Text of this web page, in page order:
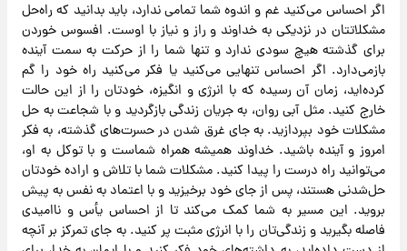
اگر احساس می‌کنید غم و اندوه شما تمامی ندارد، باید بدانید که راه‌حل
مشکلاتتان در نزدیکی به خداوند و راز و نیاز با اوست. افسوس خوردن
برای گذشته هیچ سودی ندارد و تنها شما را از حرکت به سمت آینده
بازمی‌دارد. اگر احساس تنهایی می‌کنید یا فکر می‌کنید راه خود را گم
کرده‌اید، زمان آن رسیده که با انرژی و انگیزه، خودتان را از این حالت
خارج کنید. مثل آبی روان، به جریان زندگی بازگردید و با شجاعت به حل
مشکلات خود بپردازید. به جای غرق شدن در حسرت‌های گذشته، به فکر
امروز و آینده باشید. خداوند همیشه همراه شماست و با توکل به او،
می‌توانید راه درست را پیدا کنید. مشکلات شما با تلاش و اراده خودتان
حل‌شدنی هستند، پس از جای خود برخیزید و با اعتماد به نفس به پیش
بروید. این مسیر به شما کمک می‌کند تا از احساس یأس و ناامیدی
فاصله بگیرید و زندگی‌تان را با انرژی مثبت پر کنید. به جای تمرکز بر آنچه